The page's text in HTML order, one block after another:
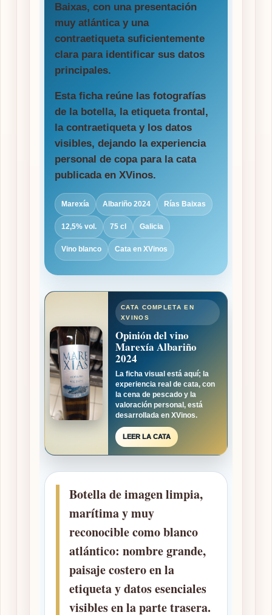
Baixas, con una presentación
muy atlántica y una
contraetiqueta suficientemente
clara para identificar sus datos
principales.
Esta ficha reúne las fotografías
de la botella, la etiqueta frontal,
la contraetiqueta y los datos
visibles, dejando la experiencia
personal de copa para la cata
publicada en XVinos.
Marexía Albariño 2024 Rías Baixas
12,5% vol. 75 cl Galicia
Vino blanco Cata en XVinos
CATA COMPLETA EN
XVINOS
Opinión del vino
Marexía Albariño
2024
La ficha visual está aquí; la
experiencia real de cata, con
la cena de pescado y la
valoración personal, está
desarrollada en XVinos.
LEER LA CATA
Botella de imagen limpia,
marítima y muy
reconocible como blanco
atlántico: nombre grande,
paisaje costero en la
etiqueta y datos esenciales
visibles en la parte trasera.